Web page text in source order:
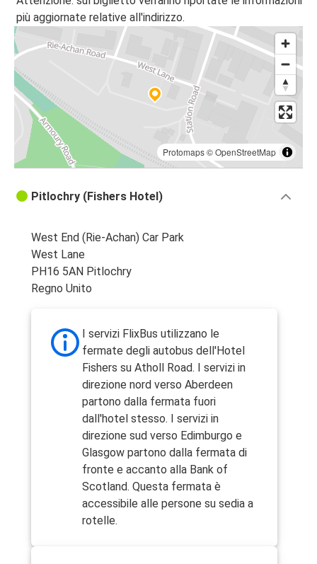
più aggiornate relative all'indirizzo.
Protomaps©OpenStreetMap
Pitlochry (Fishers Hotel)
West End (Rie-Achan) Car Park
West Lane
PH16 5AN Pitlochry
Regno Unito
I servizi FlixBus utilizzano le
fermate degli autobus dell'Hotel
Fishers su Atholl Road. I servizi in
direzione nord verso Aberdeen
partono dalla fermata fuori
dall'hotel stesso. I servizi in
direzione sud verso Edimburgo e
Glasgow partono dalla fermata di
fronte e accanto alla Bank of
Scotland. Questa fermata è
accessibile alle persone su sedia a
rotelle.